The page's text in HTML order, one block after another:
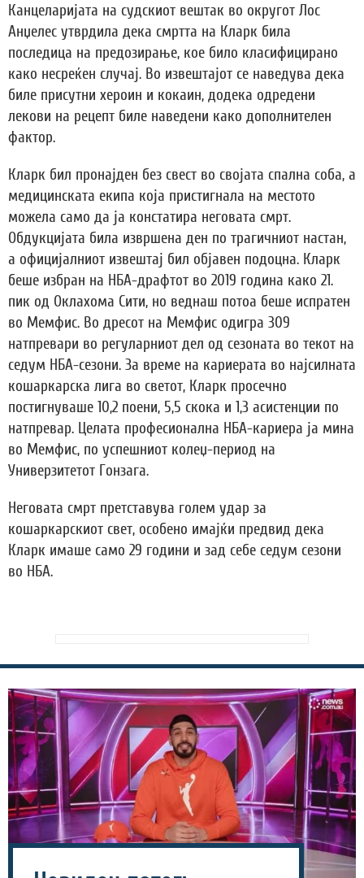
Канцеларијата на судскиот вештак во округот Лос
Анџелес утврдила дека смртта на Кларк била
последица на предозирање, кое било класифицирано
како несреќен случај. Во извештајот се наведува дека
биле присутни хероин и кокаин, додека одредени
лекови на рецепт биле наведени како дополнителен
фактор.
Кларк бил пронајден без свест во својата спална соба, а
медицинската екипа која пристигнала на местото
можела само да ја констатира неговата смрт.
Обдукцијата била извршена ден по трагичниот настан,
а официјалниот извештај бил објавен подоцна. Кларк
беше избран на НБА-драфтот во 2019 година како 21.
пик од Оклахома Сити, но веднаш потоа беше испратен
во Мемфис. Во дресот на Мемфис одигра 309
натпревари во регуларниот дел од сезоната во текот на
седум НБА-сезони. За време на кариерата во најсилната
кошаркарска лига во светот, Кларк просечно
постигнуваше 10,2 поени, 5,5 скока и 1,3 асистенции по
натпревар. Целата професионална НБА-кариера ја мина
во Мемфис, по успешниот колеџ-период на
Универзитетот Гонзага.
Неговата смрт претставува голем удар за
кошаркарскиот свет, особено имајќи предвид дека
Кларк имаше само 29 години и зад себе седум сезони
во НБА.